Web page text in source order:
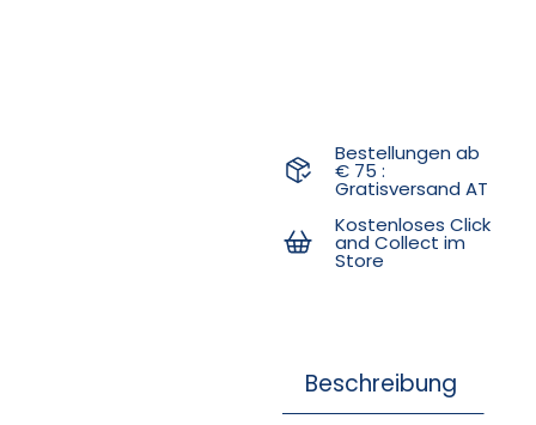
Bestellungen ab
€ 75 :
Gratisversand AT
Kostenloses Click
and Collect im
Store
Beschreibung